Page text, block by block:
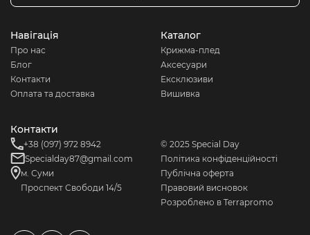
Навігація
Про нас
Блог
Контакти
Оплата та доставка
Каталог
Крижма-плед
Аксесуари
Ексклюзиви
Вишивка
Контакти
+38 (097) 972 8942
Specialday87@gmail.com
м. Суми
Проспект Свободи 14/5
© 2025 Special Day
Політика конфіденційності
Публічна оферта
Правовий висновок
Розроблено в Terrapromo